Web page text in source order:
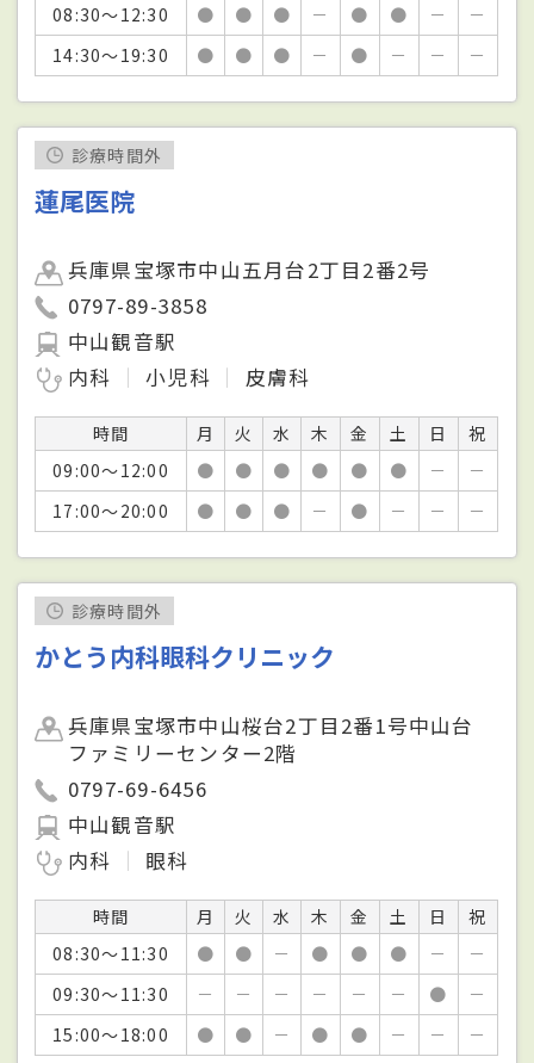
08:30～12:30
● ● ● － ● ● －
－
14:30～19:30
● ● ● － ● － － －
診療時間外
蓮尾医院
兵庫県宝塚市中山五月台2丁目2番2号
0797-89-3858
中山観音駅
内科
小児科 皮膚科
時間 月 火 水 木 金 土 日
祝
09:00～12:00
● ● ● ● ● ● －
－
17:00～20:00
● ● ● － ● － － －
診療時間外
かとう内科眼科クリニック
兵庫県宝塚市中山桜台2丁目2番1号中山台
ファミリーセンター2階
0797-69-6456
中山観音駅
内科
眼科
時間 月 火 水 木 金 土 日
祝
08:30～11:30
● ● － ● ● ● －
－
09:30～11:30
－ － － － － － ●
－
15:00～18:00
● ● － ● ● － － －